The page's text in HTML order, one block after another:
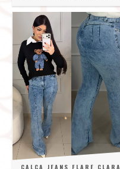
CALÇA JEANS FLARE CLARA